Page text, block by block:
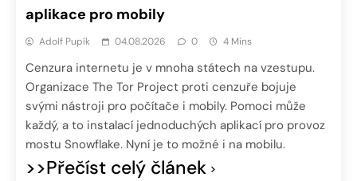
aplikace pro mobily
Adolf Pupík 04.08.2026 0 4 Mins
Cenzura internetu je v mnoha státech na vzestupu.
Organizace The Tor Project proti cenzuře bojuje
svými nástroji pro počítače i mobily. Pomoci může
každý, a to instalací jednoduchých aplikací pro provoz
mostu Snowflake. Nyní je to možné i na mobilu.
>>Přečíst celý článek